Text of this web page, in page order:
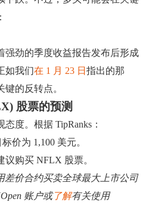
强劲的季度收益报告发布后形成
如我们在 1 月 23 日 指出的那
的反转点。
股票的预测
度。根据 TipRanks：
价为 1,100 美元。
购买 NFLX 股票。
差价合约买卖全球最大上市公司
账户或了解有关使用